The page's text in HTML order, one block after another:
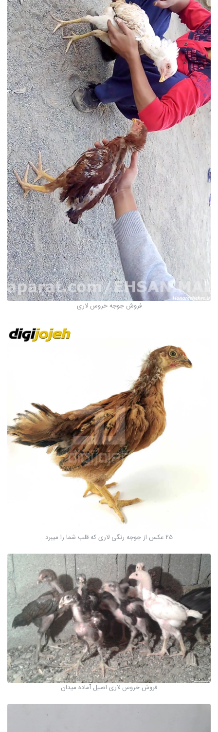
فروش جوجه خروس لاری
25 عکس از جوجه رنگی لاری که قلب شما را میبرد
فروش خروس لاری اصیل آماده میدان